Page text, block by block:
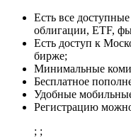
Есть все
облигации, ETF,
Есть доступ к
бирже;
Минимальные
Бесплатное
Удобные
Регистрацию
; ;